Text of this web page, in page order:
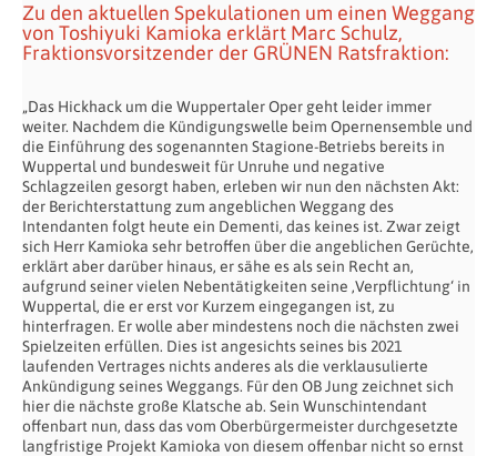
Zu den aktuellen Spekulationen um einen Weggang
von Toshiyuki Kamioka erklärt Marc Schulz,
Fraktionsvorsitzender der GRÜNEN Ratsfraktion:
„Das Hickhack um die Wuppertaler Oper geht leider immer
weiter. Nachdem die Kündigungswelle beim Opernensemble und
die Einführung des sogenannten Stagione-Betriebs bereits in
Wuppertal und bundesweit für Unruhe und negative
Schlagzeilen gesorgt haben, erleben wir nun den nächsten Akt:
der Berichterstattung zum angeblichen Weggang des
Intendanten folgt heute ein Dementi, das keines ist. Zwar zeigt
sich Herr Kamioka sehr betroffen über die angeblichen Gerüchte,
erklärt aber darüber hinaus, er sähe es als sein Recht an,
aufgrund seiner vielen Nebentätigkeiten seine ‚Verpflichtung‘ in
Wuppertal, die er erst vor Kurzem eingegangen ist, zu
hinterfragen. Er wolle aber mindestens noch die nächsten zwei
Spielzeiten erfüllen. Dies ist angesichts seines bis 2021
laufenden Vertrages nichts anderes als die verklausulierte
Ankündigung seines Weggangs. Für den OB Jung zeichnet sich
hier die nächste große Klatsche ab. Sein Wunschintendant
offenbart nun, dass das vom Oberbürgermeister durchgesetzte
langfristige Projekt Kamioka von diesem offenbar nicht so ernst